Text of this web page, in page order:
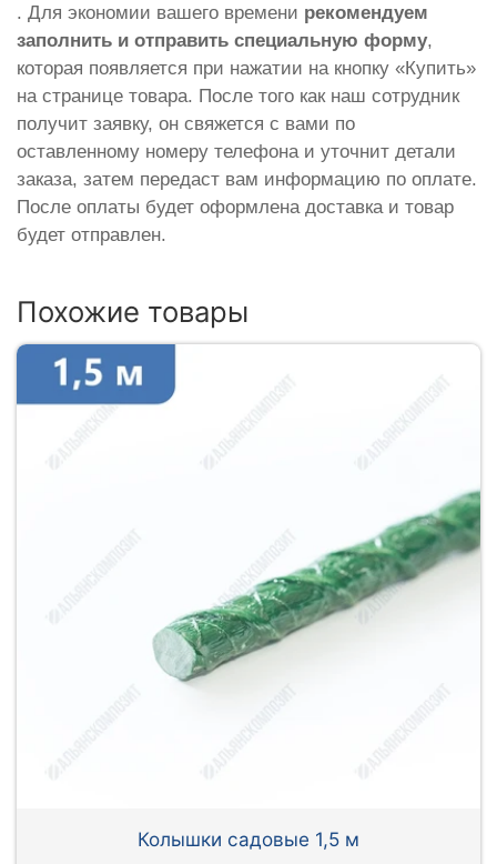
. Для экономии вашего времени рекомендуем
заполнить и отправить специальную форму,
которая появляется при нажатии на кнопку «Купить»
на странице товара. После того как наш сотрудник
получит заявку, он свяжется с вами по
оставленному номеру телефона и уточнит детали
заказа, затем передаст вам информацию по оплате.
После оплаты будет оформлена доставка и товар
будет отправлен.
Похожие товары
Колышки садовые 1,5 м